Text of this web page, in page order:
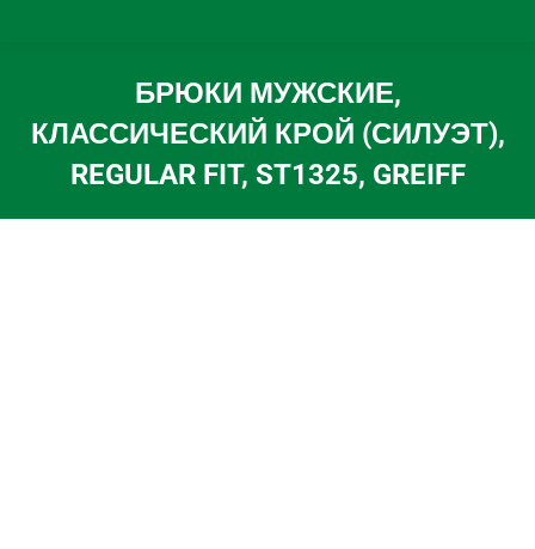
БРЮКИ МУЖСКИЕ,
КЛАССИЧЕСКИЙ КРОЙ (СИЛУЭТ),
REGULAR FIT, ST1325, GREIFF
Вы здесь: